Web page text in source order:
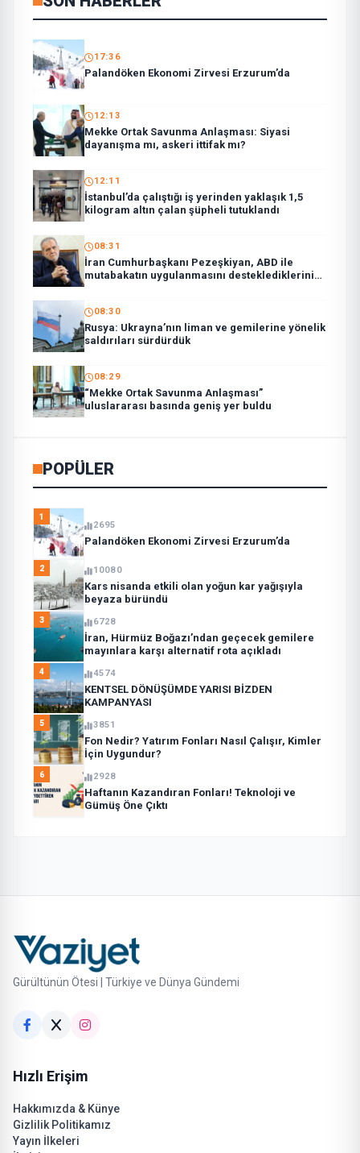
17:36
Palandöken Ekonomi Zirvesi Erzurum’da
12:13
Mekke Ortak Savunma Anlaşması: Siyasi
dayanışma mı, askeri ittifak mı?
12:11
İstanbul’da çalıştığı iş yerinden yaklaşık 1,5
kilogram altın çalan şüpheli tutuklandı
08:31
İran Cumhurbaşkanı Pezeşkiyan, ABD ile
mutabakatın uygulanmasını desteklediklerini
08:30
Rusya: Ukrayna’nın liman ve gemilerine yönelik
saldırıları sürdürdük
08:29
“Mekke Ortak Savunma Anlaşması”
uluslararası basında geniş yer buldu
POPÜLER
1
2695
Palandöken Ekonomi Zirvesi Erzurum’da
2 10080
Kars nisanda etkili olan yoğun kar yağışıyla
beyaza büründü
3 6728
İran, Hürmüz Boğazı’ndan geçecek gemilere
mayınlara karşı alternatif rota açıkladı
4 4574
KENTSEL DÖNÜŞÜMDE YARISI BİZDEN
KAMPANYASI
5 3851
Fon Nedir? Yatırım Fonları Nasıl Çalışır, Kimler
İçin Uygundur?
6 2928
Haftanın Kazandıran Fonları! Teknoloji ve
Gümüş Öne Çıktı
Gürültünün Ötesi | Türkiye ve Dünya Gündemi
Hızlı Erişim
Hakkımızda & Künye
Gizlilik Politikamız
Yayın İlkeleri